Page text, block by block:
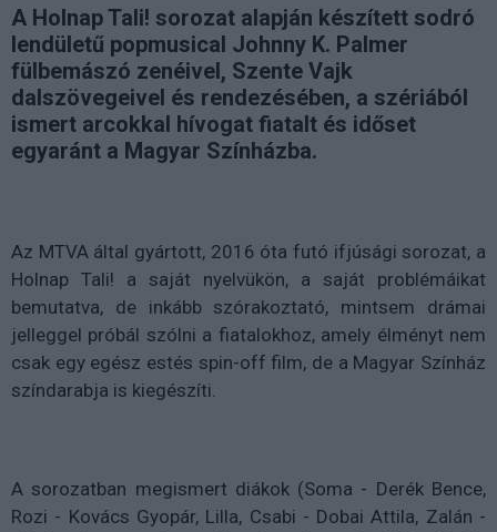
A Holnap Tali! sorozat alapján készített sodró
lendületű popmusical Johnny K. Palmer
fülbemászó zenéivel, Szente Vajk
dalszövegeivel és rendezésében, a szériából
ismert arcokkal hívogat fiatalt és időset
egyaránt a Magyar Színházba.
Az MTVA által gyártott, 2016 óta futó ifjúsági sorozat, a
Holnap Tali! a saját nyelvükön, a saját problémáikat
bemutatva, de inkább szórakoztató, mintsem drámai
jelleggel próbál szólni a fiatalokhoz, amely élményt nem
csak egy egész estés spin-off film, de a Magyar Színház
színdarabja is kiegészíti.
A sorozatban megismert diákok (Soma - Derék Bence,
Rozi - Kovács Gyopár, Lilla, Csabi - Dobai Attila, Zalán -